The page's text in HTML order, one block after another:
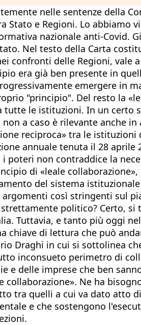
nelle sentenze della
e Regioni. Lo
nazionale anti-Covid.
Nel testo della Carta
delle Regioni, vale
era già ben presente in
emergere in
"principio". Del resto la
le istituzioni. In un certo
a caso è rilevante anche
reciproca» tra le
annuale tenuta il 28 aprile
non contraddice la
di «leale
del sistema
così stringenti sul
politico? Certo,
Tuttavia, e tanto più oggi
di lettura che può
Draghi in cui si sottolinea
inconsueto perimetro di
delle imprese che ben
collaborazione». Ne ha
tra quelli a cui va dato atto
e che sostengono